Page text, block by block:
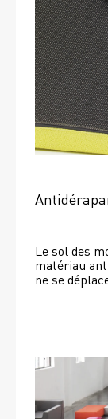
Le sol des
matériau
ne se